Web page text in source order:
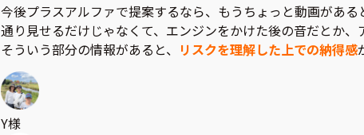
今後プラスアルファで提案するなら、もうちょっと動画があ
通り見せるだけじゃなくて、エンジンをかけた後の音だとか、
そういう部分の情報があると、 リスクを理解した上での納得感
Y様